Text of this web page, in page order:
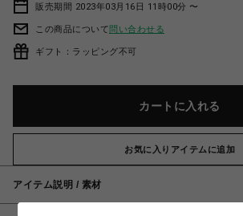
販売期間 2023年03月16日 11時00分 〜
この商品について問い合わせる
ギフト：ラッピング不可
カートに入れる
お気に入りアイテムに追加
アイテム説明 / 素材